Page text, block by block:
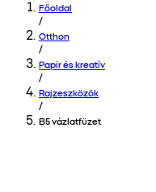
Főoldal
/
Otthon
/
Papír és kreatív
/
Rajzeszközök
/
B5 vázlatfüzet